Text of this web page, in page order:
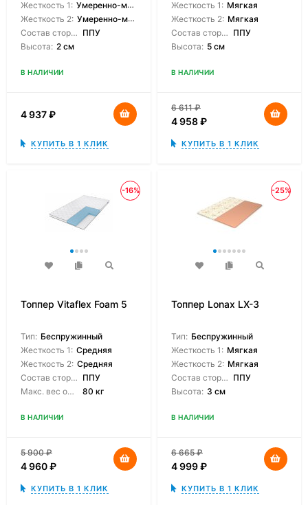
Жесткость 1: Умеренно-мягкая
Жесткость 2: Умеренно-мягкая
Состав сторон: ППУ
Высота: 2 см
В НАЛИЧИИ
4 937₽
КУПИТЬ В 1 КЛИК
Жесткость 1: Мягкая
Жесткость 2: Мягкая
Состав сторон: ППУ
Высота: 5 см
В НАЛИЧИИ
6 611₽
4 958₽
КУПИТЬ В 1 КЛИК
-16%
Топпер Vitaflex Foam 5
Тип: Беспружинный
Жесткость 1: Средняя
Жесткость 2: Средняя
Состав сторон: ППУ
Макс. вес одного спящего:
80 кг
В НАЛИЧИИ
5 900₽
4 960₽
КУПИТЬ В 1 КЛИК
-25%
Топпер Lonax LX-3
Тип: Беспружинный
Жесткость 1: Мягкая
Жесткость 2: Мягкая
Состав сторон: ППУ
Высота: 3 см
В НАЛИЧИИ
6 665₽
4 999₽
КУПИТЬ В 1 КЛИК